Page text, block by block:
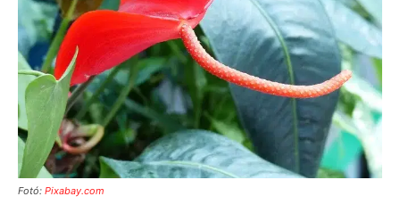
Fotó: Pixabay.com